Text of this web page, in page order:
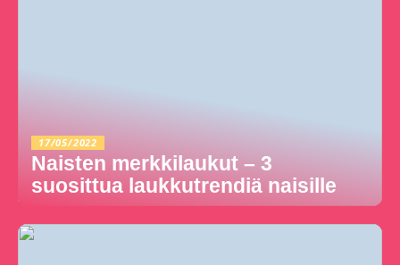
17/05/2022
Naisten merkkilaukut – 3
suosittua laukkutrendiä naisille